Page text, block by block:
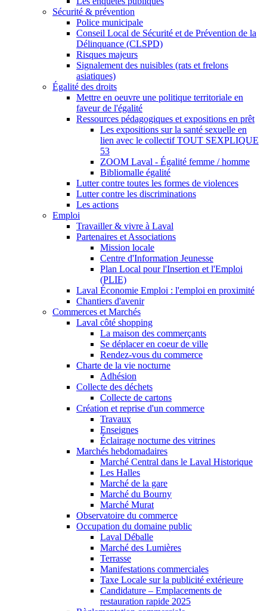
Sécurité & prévention
Police municipale
Conseil Local de Sécurité et de Prévention de la
Délinquance (CLSPD)
Risques majeurs
Signalement des nuisibles (rats et frelons
asiatiques)
Égalité des droits
Mettre en oeuvre une politique territoriale en
faveur de l'égalité
Ressources pédagogiques et expositions en prêt
Les expositions sur la santé sexuelle en
lien avec le collectif TOUT SEXPLIQUE
53
ZOOM Laval - Égalité femme / homme
Bibliomalle égalité
Lutter contre toutes les formes de violences
Lutter contre les discriminations
Les actions
Emploi
Travailler & vivre à Laval
Partenaires et Associations
Mission locale
Centre d'Information Jeunesse
Plan Local pour l'Insertion et l'Emploi
(PLIE)
Laval Économie Emploi : l'emploi en proximité
Chantiers d'avenir
Commerces et Marchés
Laval côté shopping
La maison des commerçants
Se déplacer en coeur de ville
Rendez-vous du commerce
Charte de la vie nocturne
Adhésion
Collecte des déchets
Collecte de cartons
Création et reprise d'un commerce
Travaux
Enseignes
Éclairage nocturne des vitrines
Marchés hebdomadaires
Marché Central dans le Laval Historique
Les Halles
Marché de la gare
Marché du Bourny
Marché Murat
Observatoire du commerce
Occupation du domaine public
Laval Déballe
Marché des Lumières
Terrasse
Manifestations commerciales
Taxe Locale sur la publicité extérieure
Candidature – Emplacements de
restauration rapide 2025